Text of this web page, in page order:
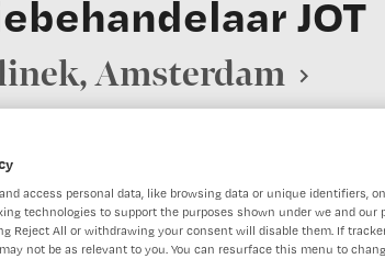
JOT
Amsterdam
Zelfstandige kliniek Tijdelijk
access personal data, like browsing data or unique identifiers,
technologies to support the purposes shown under we and our
Reject All or withdrawing your consent will disable them. If
not be as relevant to you. You can resurface this menu to